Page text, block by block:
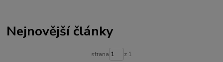
Nejnovější články
strana z 1